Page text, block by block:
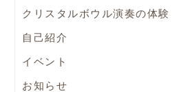
クリスタルボウル演奏の体験
自己紹介
イベント
お知らせ